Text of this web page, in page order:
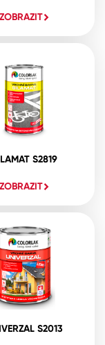
ZOBRAZIT
S2819
ZOBRAZIT
S2013